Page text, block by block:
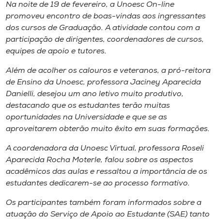
Biblioteca
Editora
Rádio
Museu
Unoesc
Store
o idioma
Na noite de 19 de fevereiro, a Unoesc On-line
promoveu encontro de boas-vindas aos ingressantes
dos cursos de Graduação. A atividade contou com a
participação de dirigentes, coordenadores de cursos,
equipes de apoio e tutores.
Além de acolher os calouros e veteranos, a pró-reitora
de Ensino da Unoesc, professora Jaciney Aparecida
Danielli, desejou um ano letivo muito produtivo,
destacando que os estudantes terão muitas
oportunidades na Universidade e que se as
aproveitarem obterão muito êxito em suas formações.
A coordenadora da Unoesc Virtual, professora Roseli
Aparecida Rocha Moterle, falou sobre os aspectos
acadêmicos das aulas e ressaltou a importância de os
estudantes dedicarem-se ao processo formativo.
Os participantes também foram informados sobre a
atuação do Serviço de Apoio ao Estudante (SAE) tanto